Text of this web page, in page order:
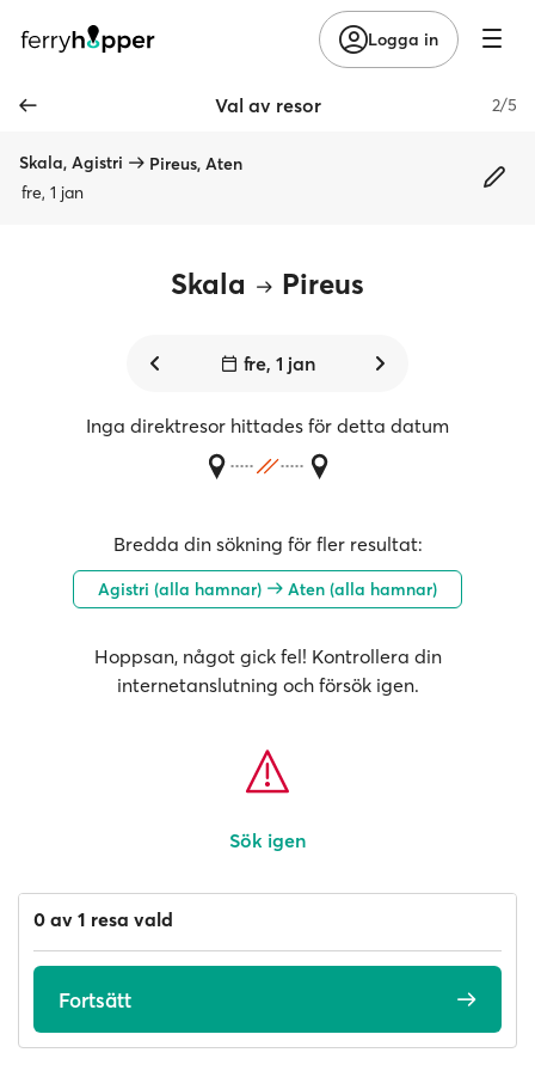
Logga in
Val av resor 2/5
Skala, Agistri
Pireus, Aten
fre, 1 jan
Skala Pireus
fre, 1 jan
Inga direktresor hittades för detta datum
Bredda din sökning för fler resultat:
Agistri (alla hamnar) Aten (alla hamnar)
Hoppsan, något gick fel! Kontrollera din
internetanslutning och försök igen.
Sök igen
0 av 1 resa vald
Fortsätt